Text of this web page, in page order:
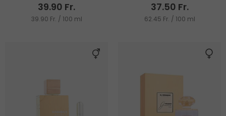
39.90 Fr.
39.90 Fr. / 100 ml
37.50 Fr.
62.45 Fr. / 100 ml